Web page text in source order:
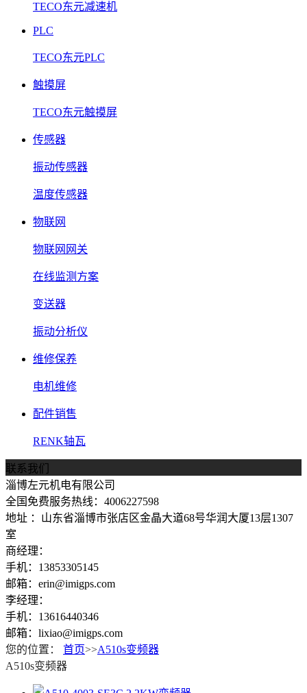
TECO东元减速机
PLC
TECO东元PLC
触摸屏
TECO东元触摸屏
传感器
振动传感器
温度传感器
物联网
物联网网关
在线监测方案
变送器
振动分析仪
维修保养
电机维修
配件销售
RENK轴瓦
联系我们
淄博左元机电有限公司
全国免费服务热线：4006227598
地址 ：山东省淄博市张店区金晶大道68号华润大厦13层1307
室
商经理：
手机：13853305145
邮箱：erin@imigps.com
李经理：
手机：13616440346
邮箱：lixiao@imigps.com
您的位置：
首页>>A510s变频器
A510s变频器